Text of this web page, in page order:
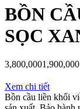
BỒN
SỌC
3,800,0001,900,000
Xem chi tiết
Bồn cầu liền khối